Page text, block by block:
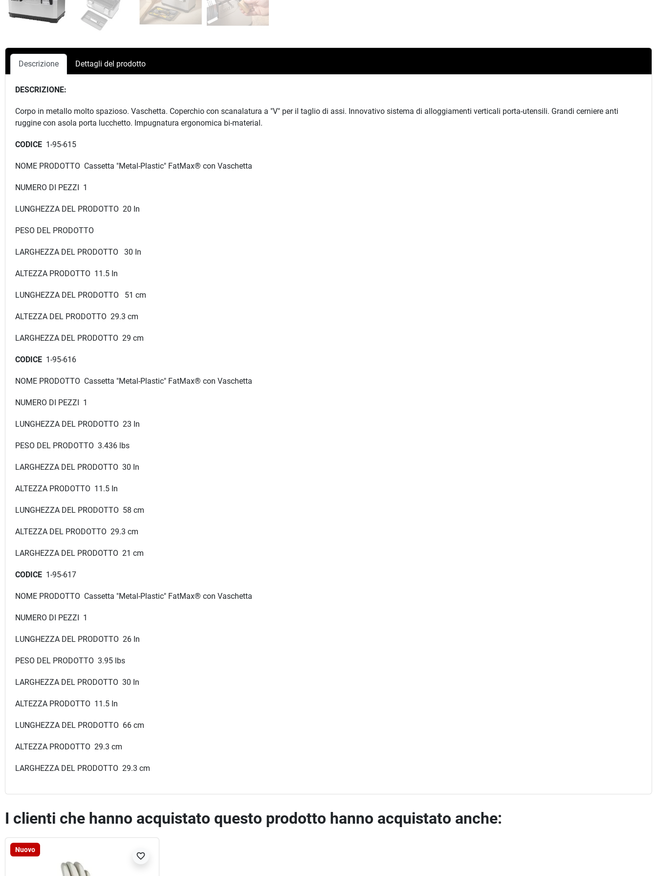
Descrizione Dettagli del prodotto
DESCRIZIONE:
Corpo in metallo molto spazioso. Vaschetta. Coperchio con scanalatura a "V" per il taglio di assi. Innovativo sistema di alloggiamenti verticali porta-utensili. Grandi cerniere anti
ruggine con asola porta lucchetto. Impugnatura ergonomica bi-material.
CODICE 1-95-615
NOME PRODOTTO Cassetta "Metal-Plastic" FatMax® con Vaschetta
NUMERO DI PEZZI 1
LUNGHEZZA DEL PRODOTTO 20 In
PESO DEL PRODOTTO
LARGHEZZA DEL PRODOTTO 30 In
ALTEZZA PRODOTTO 11.5 In
LUNGHEZZA DEL PRODOTTO 51 cm
ALTEZZA DEL PRODOTTO 29.3 cm
LARGHEZZA DEL PRODOTTO 29 cm
CODICE 1-95-616
NOME PRODOTTO Cassetta "Metal-Plastic" FatMax® con Vaschetta
NUMERO DI PEZZI 1
LUNGHEZZA DEL PRODOTTO 23 In
PESO DEL PRODOTTO 3.436 lbs
LARGHEZZA DEL PRODOTTO 30 In
ALTEZZA PRODOTTO 11.5 In
LUNGHEZZA DEL PRODOTTO 58 cm
ALTEZZA DEL PRODOTTO 29.3 cm
LARGHEZZA DEL PRODOTTO 21 cm
CODICE 1-95-617
NOME PRODOTTO Cassetta "Metal-Plastic" FatMax® con Vaschetta
NUMERO DI PEZZI 1
LUNGHEZZA DEL PRODOTTO 26 In
PESO DEL PRODOTTO 3.95 lbs
LARGHEZZA DEL PRODOTTO 30 In
ALTEZZA PRODOTTO 11.5 In
LUNGHEZZA DEL PRODOTTO 66 cm
ALTEZZA PRODOTTO 29.3 cm
LARGHEZZA DEL PRODOTTO 29.3 cm
I clienti che hanno acquistato questo prodotto hanno acquistato anche:
Nuovo
favorite_border